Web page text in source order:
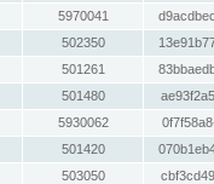
5970041
502350
501261
501480
5930062
501420
503050